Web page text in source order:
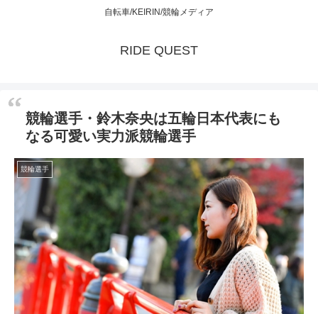
自転車/KEIRIN/競輪メディア
RIDE QUEST
競輪選手・鈴木奈央は五輪日本代表にも
なる可愛い実力派競輪選手
競輪選手